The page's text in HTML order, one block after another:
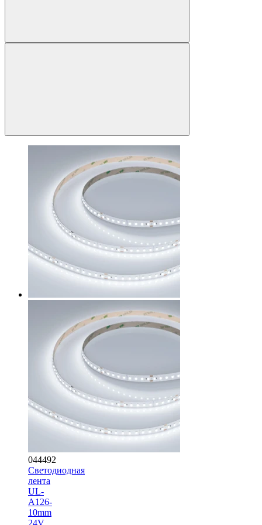
044492
Светодиодная
лента
UL-
A126-
10mm
24V